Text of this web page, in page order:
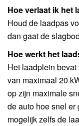
Hoe verlaat ik het
Houd de laadpas
dan gaat de
Hoe werkt het
Het laadplein
van maximaal 20
op zijn maximale
de auto hoe snel
mogelijk zelfs de